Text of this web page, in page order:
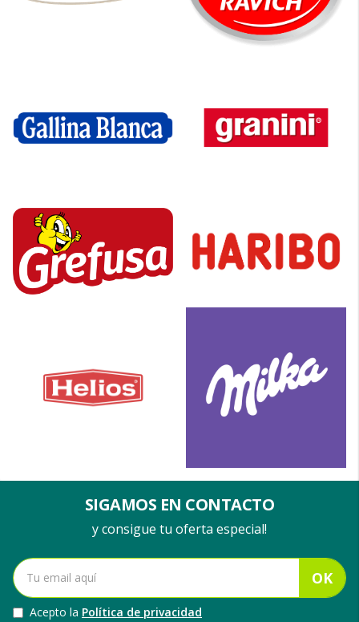
SIGAMOS EN CONTACTO
y consigue tu oferta especial!
OK
Acepto la Política de privacidad